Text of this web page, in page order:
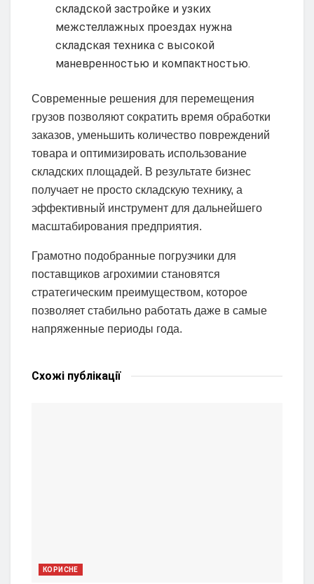
складской застройке и узких
межстеллажных проездах нужна
складская техника с высокой
маневренностью и компактностью.
Современные решения для перемещения
грузов позволяют сократить время обработки
заказов, уменьшить количество повреждений
товара и оптимизировать использование
складских площадей. В результате бизнес
получает не просто складскую технику, а
эффективный инструмент для дальнейшего
масштабирования предприятия.
Грамотно подобранные погрузчики для
поставщиков агрохимии становятся
стратегическим преимуществом, которое
позволяет стабильно работать даже в самые
напряженные периоды года.
Схожі публікації
КОРИСНЕ